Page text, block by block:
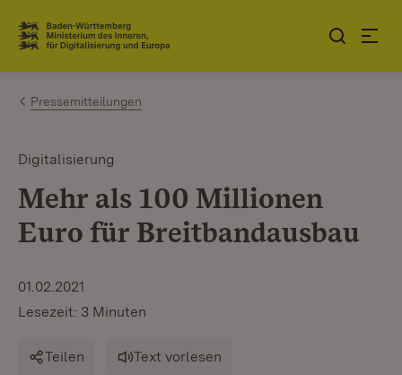
Zum Inhalt springen
Link zur Startseite
Pressemitteilungen
Digitalisierung
Mehr als 100 Millionen
Euro für Breitbandausbau
01.02.2021
Lesezeit: 3 Minuten
Teilen Text vorlesen